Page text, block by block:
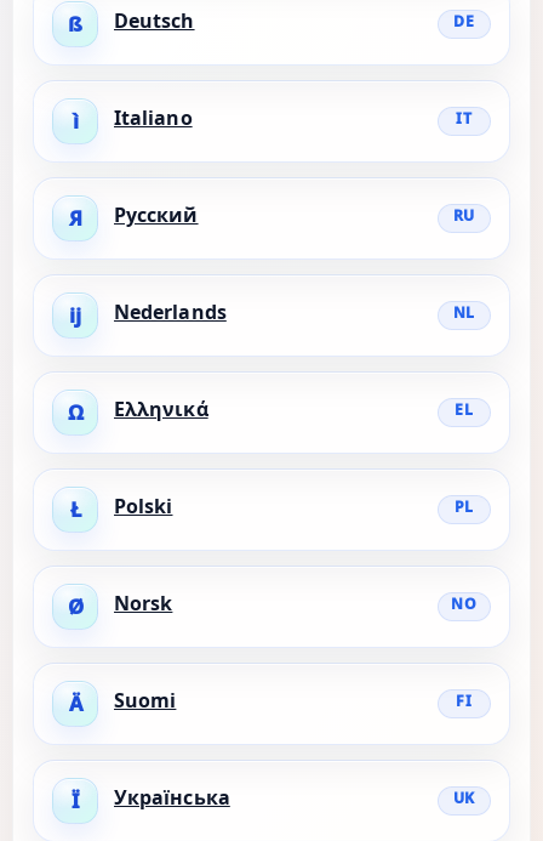
ß Deutsch DE
ì Italiano IT
Я Русский RU
ĳ Nederlands NL
Ω Ελληνικά EL
Ł Polski PL
Ø Norsk NO
Ä Suomi FI
Ї Українська UK